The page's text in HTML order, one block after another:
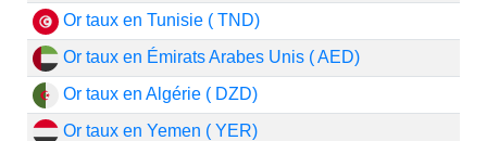
Or taux en Tunisie ( TND)
Or taux en Émirats Arabes Unis ( AED)
Or taux en Algérie ( DZD)
Or taux en Yemen ( YER)